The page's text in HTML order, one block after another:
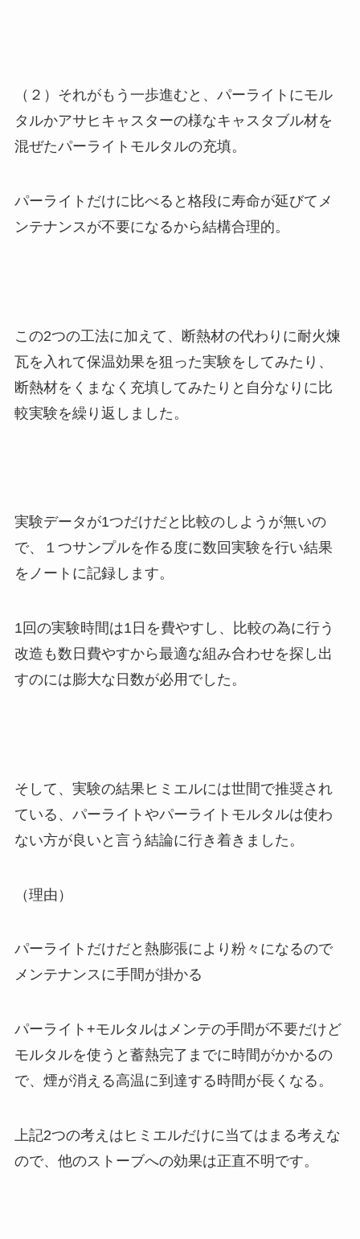
（２）それがもう一歩進むと、パーライトにモル
タルかアサヒキャスターの様なキャスタブル材を
混ぜたパーライトモルタルの充填。
パーライトだけに比べると格段に寿命が延びてメ
ンテナンスが不要になるから結構合理的。
この2つの工法に加えて、断熱材の代わりに耐火煉
瓦を入れて保温効果を狙った実験をしてみたり、
断熱材をくまなく充填してみたりと自分なりに比
較実験を繰り返しました。
実験データが1つだけだと比較のしようが無いの
で、１つサンプルを作る度に数回実験を行い結果
をノートに記録します。
1回の実験時間は1日を費やすし、比較の為に行う
改造も数日費やすから最適な組み合わせを探し出
すのには膨大な日数が必用でした。
そして、実験の結果ヒミエルには世間で推奨され
ている、パーライトやパーライトモルタルは使わ
ない方が良いと言う結論に行き着きました。
（理由）
パーライトだけだと熱膨張により粉々になるので
メンテナンスに手間が掛かる
パーライト+モルタルはメンテの手間が不要だけど
モルタルを使うと蓄熱完了までに時間がかかるの
で、煙が消える高温に到達する時間が長くなる。
上記2つの考えはヒミエルだけに当てはまる考えな
ので、他のストーブへの効果は正直不明です。